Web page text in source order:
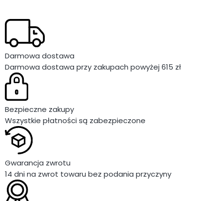
Darmowa dostawa
Darmowa dostawa przy zakupach powyżej 615 zł
Bezpieczne zakupy
Wszystkie płatności są zabezpieczone
Gwarancja zwrotu
14 dni na zwrot towaru bez podania przyczyny